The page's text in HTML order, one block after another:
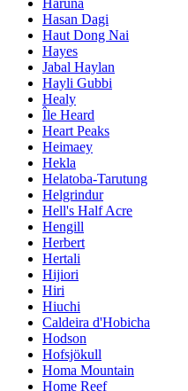
Hasan Dagi
Haut Dong Nai
Hayes
Jabal Haylan
Hayli Gubbi
Healy
Île Heard
Heart Peaks
Heimaey
Hekla
Helatoba-Tarutung
Helgrindur
Hell's Half Acre
Hengill
Herbert
Hertali
Hijiori
Hiri
Hiuchi
Caldeira d'Hobicha
Hodson
Hofsjökull
Homa Mountain
Home Reef